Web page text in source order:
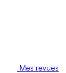
Mes revues